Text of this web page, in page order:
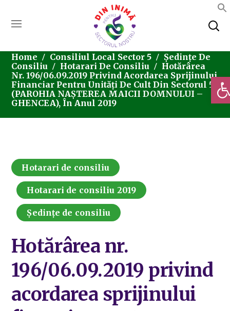
Home Consiliul Local Sector 5
Ședințe De
Consiliu
Hotarari De Consiliu
Hotărârea
Nr. 196/06.09.2019 Privind Acordarea Sprijinului
Financiar Pentru Unități De Cult Din Sectorul 5
(PAROHIA NAȘTEREA MAICII DOMNULUI –
GHENCEA), În Anul 2019
Hotarari de consiliu
Hotarari de consiliu 2019
Ședințe de consiliu
Hotărârea nr.
196/06.09.2019 privind
acordarea sprijinului